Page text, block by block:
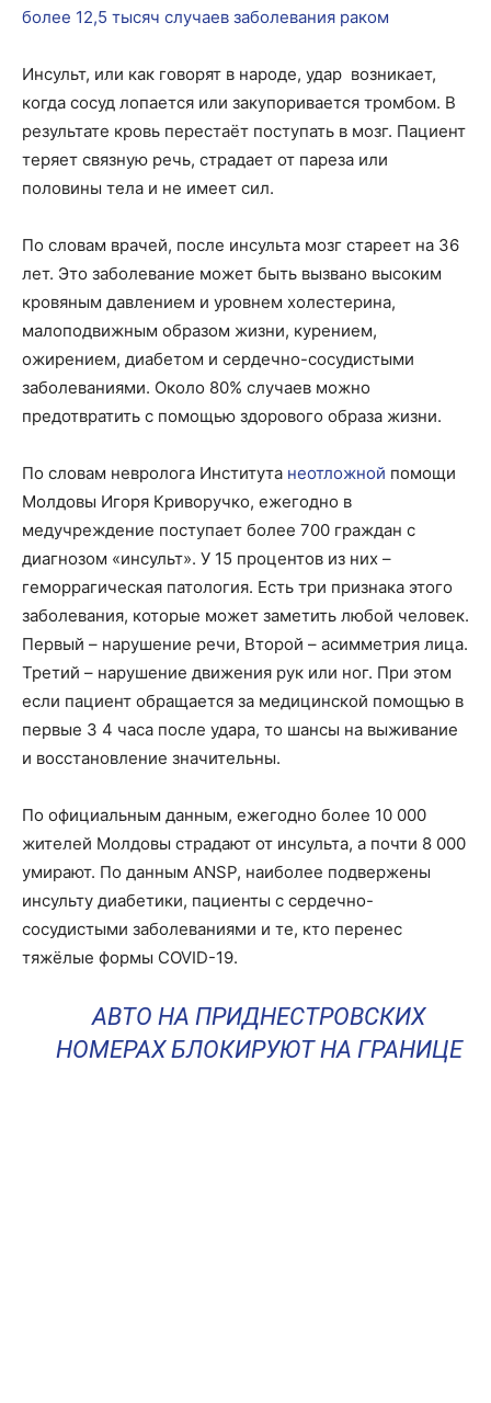
более 12,5 тысяч случаев заболевания раком
Инсульт, или как говорят в народе, удар возникает,
когда сосуд лопается или закупоривается тромбом. В
результате кровь перестаёт поступать в мозг. Пациент
теряет связную речь, страдает от пареза или
половины тела и не имеет сил.
По словам врачей, после инсульта мозг стареет на 36
лет. Это заболевание может быть вызвано высоким
кровяным давлением и уровнем холестерина,
малоподвижным образом жизни, курением,
ожирением, диабетом и сердечно-сосудистыми
заболеваниями. Около 80% случаев можно
предотвратить с помощью здорового образа жизни.
По словам невролога Института неотложной помощи
Молдовы Игоря Криворучко, ежегодно в
медучреждение поступает более 700 граждан с
диагнозом «инсульт». У 15 процентов из них –
геморрагическая патология. Есть три признака этого
заболевания, которые может заметить любой человек.
Первый – нарушение речи, Второй – асимметрия лица.
Третий – нарушение движения рук или ног. При этом
если пациент обращается за медицинской помощью в
первые 3 4 часа после удара, то шансы на выживание
и восстановление значительны.
По официальным данным, ежегодно более 10 000
жителей Молдовы страдают от инсульта, а почти 8 000
умирают. По данным ANSP, наиболее подвержены
инсульту диабетики, пациенты с сердечно-
сосудистыми заболеваниями и те, кто перенес
тяжёлые формы COVID-19.
АВТО НА ПРИДНЕСТРОВСКИХ
НОМЕРАХ БЛОКИРУЮТ НА ГРАНИЦЕ